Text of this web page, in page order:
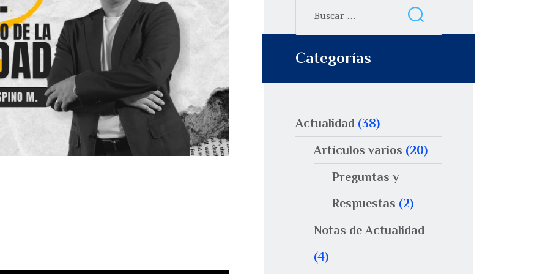
Categorías
Actualidad (38)
Artículos varios (20)
Preguntas y
Respuestas (2)
Notas de Actualidad
(4)